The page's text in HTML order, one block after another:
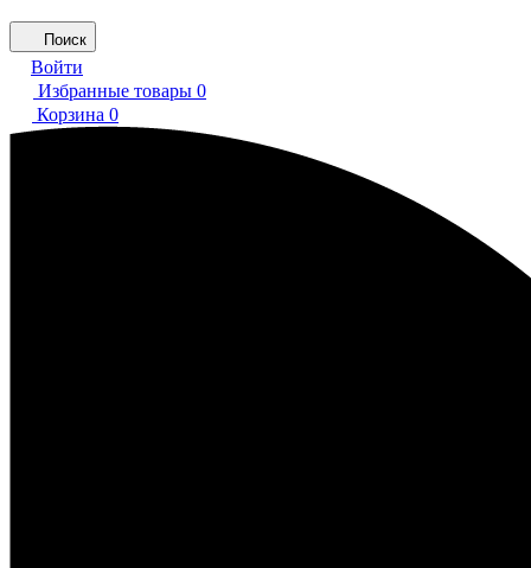
Поиск
Войти
Избранные товары 0
Корзина 0